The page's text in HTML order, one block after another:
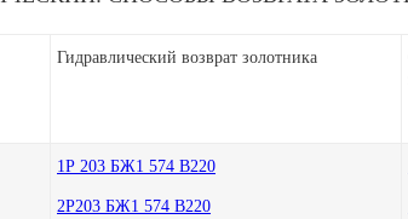
Гидравлический возврат золотника
1Р 203 БЖ1 574 В220
2Р203 БЖ1 574 В220